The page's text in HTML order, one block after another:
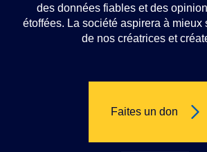
des données fiables et des
étoffées. La société aspirera à mieux
de nos créatrices et
Faites un don